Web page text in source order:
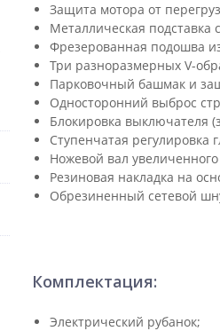
Защита мотора от
Металлическая
Фрезерованная подошва
Три разноразмерных V-
Парковочный башмак и
Односторонний выброс
Блокировка выключателя
Ступенчатая регулировка
Ножевой вал
Резиновая накладка на
Обрезиненный сетевой
Комплектация:
Электрический рубанок;